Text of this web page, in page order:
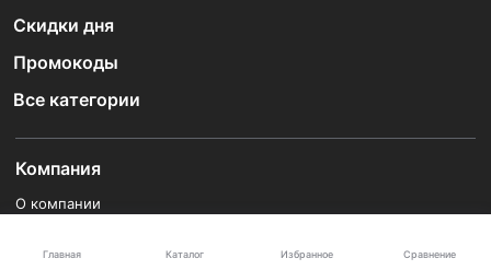
Главная Каталог Избранное Сравнение
Скидки дня
Промокоды
Все категории
Компания
О компании